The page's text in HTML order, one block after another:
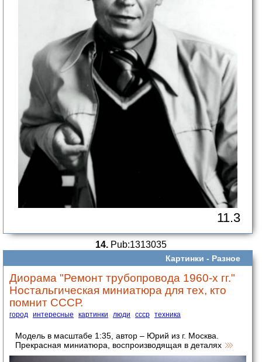
11.3
14. Pub:1313035
Картинки - Разное
Диорама "Ремонт трубопровода 1960-х гг."
Ностальгическая миниатюра для тех, кто
помнит СССР.
город интересные картинки люди ссср техника
Модель в масштабе 1:35, автор – Юрий из г. Москва.
Прекрасная миниатюра, воспроизводящая в деталях